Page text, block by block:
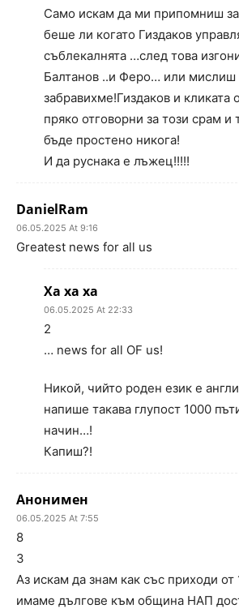
Само искам да ми припомниш за
беше ли когато Гиздаков
съблекалнята …след това
Балтанов ..и Феро… или мислиш
забравихме!Гиздаков и кликата
пряко отговорни за този срам и
бъде простено никога!
И да руснака е лъжец!!!!!
DanielRam
06.05.2025 At 9:16
Greatest news for all us
Ха ха ха
06.05.2025 At 22:33
2
… news for all OF us!
Никой, чийто роден език е
напише такава глупост 1000
начин…!
Капиш?!
Анонимен
06.05.2025 At 7:55
8
3
Аз искам да знам как със приходи
имаме дългове към община НАП